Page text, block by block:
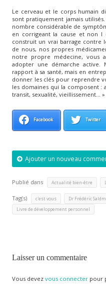
Le cerveau et le corps humain
sont pratiquement jamais
nombre considérable de
en corrigeant la cause et non
construit un vrai barrage contre
de nous, nos propres
notre propre médecine, vous
adopter une démarche active.
rapport à sa santé, mais en
donner les clés pour reprendre
les domaines qui la composent :
transit, sexualité, vieillissement... »
Facebook Twitter
Ajouter un nouveau
Publié dans Actualité bien-être
Tag(s) c'est vous Dr Frédéric
Livre de développement personnel
Laisser un commentaire
Vous devez vous connecterpour